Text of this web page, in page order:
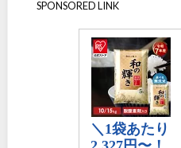
SPONSORED LINK